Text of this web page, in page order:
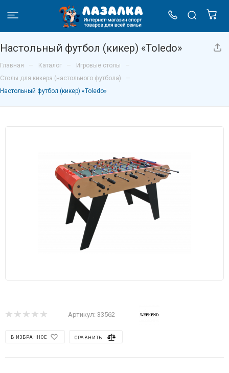
Настольный футбол (кикер) «Toledo»
Главная – Каталог – Игровые столы –
Столы для кикера (настольного футбола) –
Настольный футбол (кикер) «Toledo»
Артикул: 33562
В ИЗБРАННОЕ СРАВНИТЬ